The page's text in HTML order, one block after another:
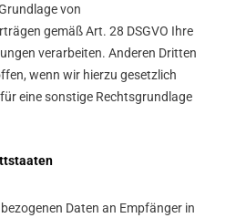
von
gemäß Art. 28 DSGVO Ihre
verarbeiten. Anderen Dritten
wenn wir hierzu gesetzlich
eine sonstige Rechtsgrundlage
Daten an Empfänger in